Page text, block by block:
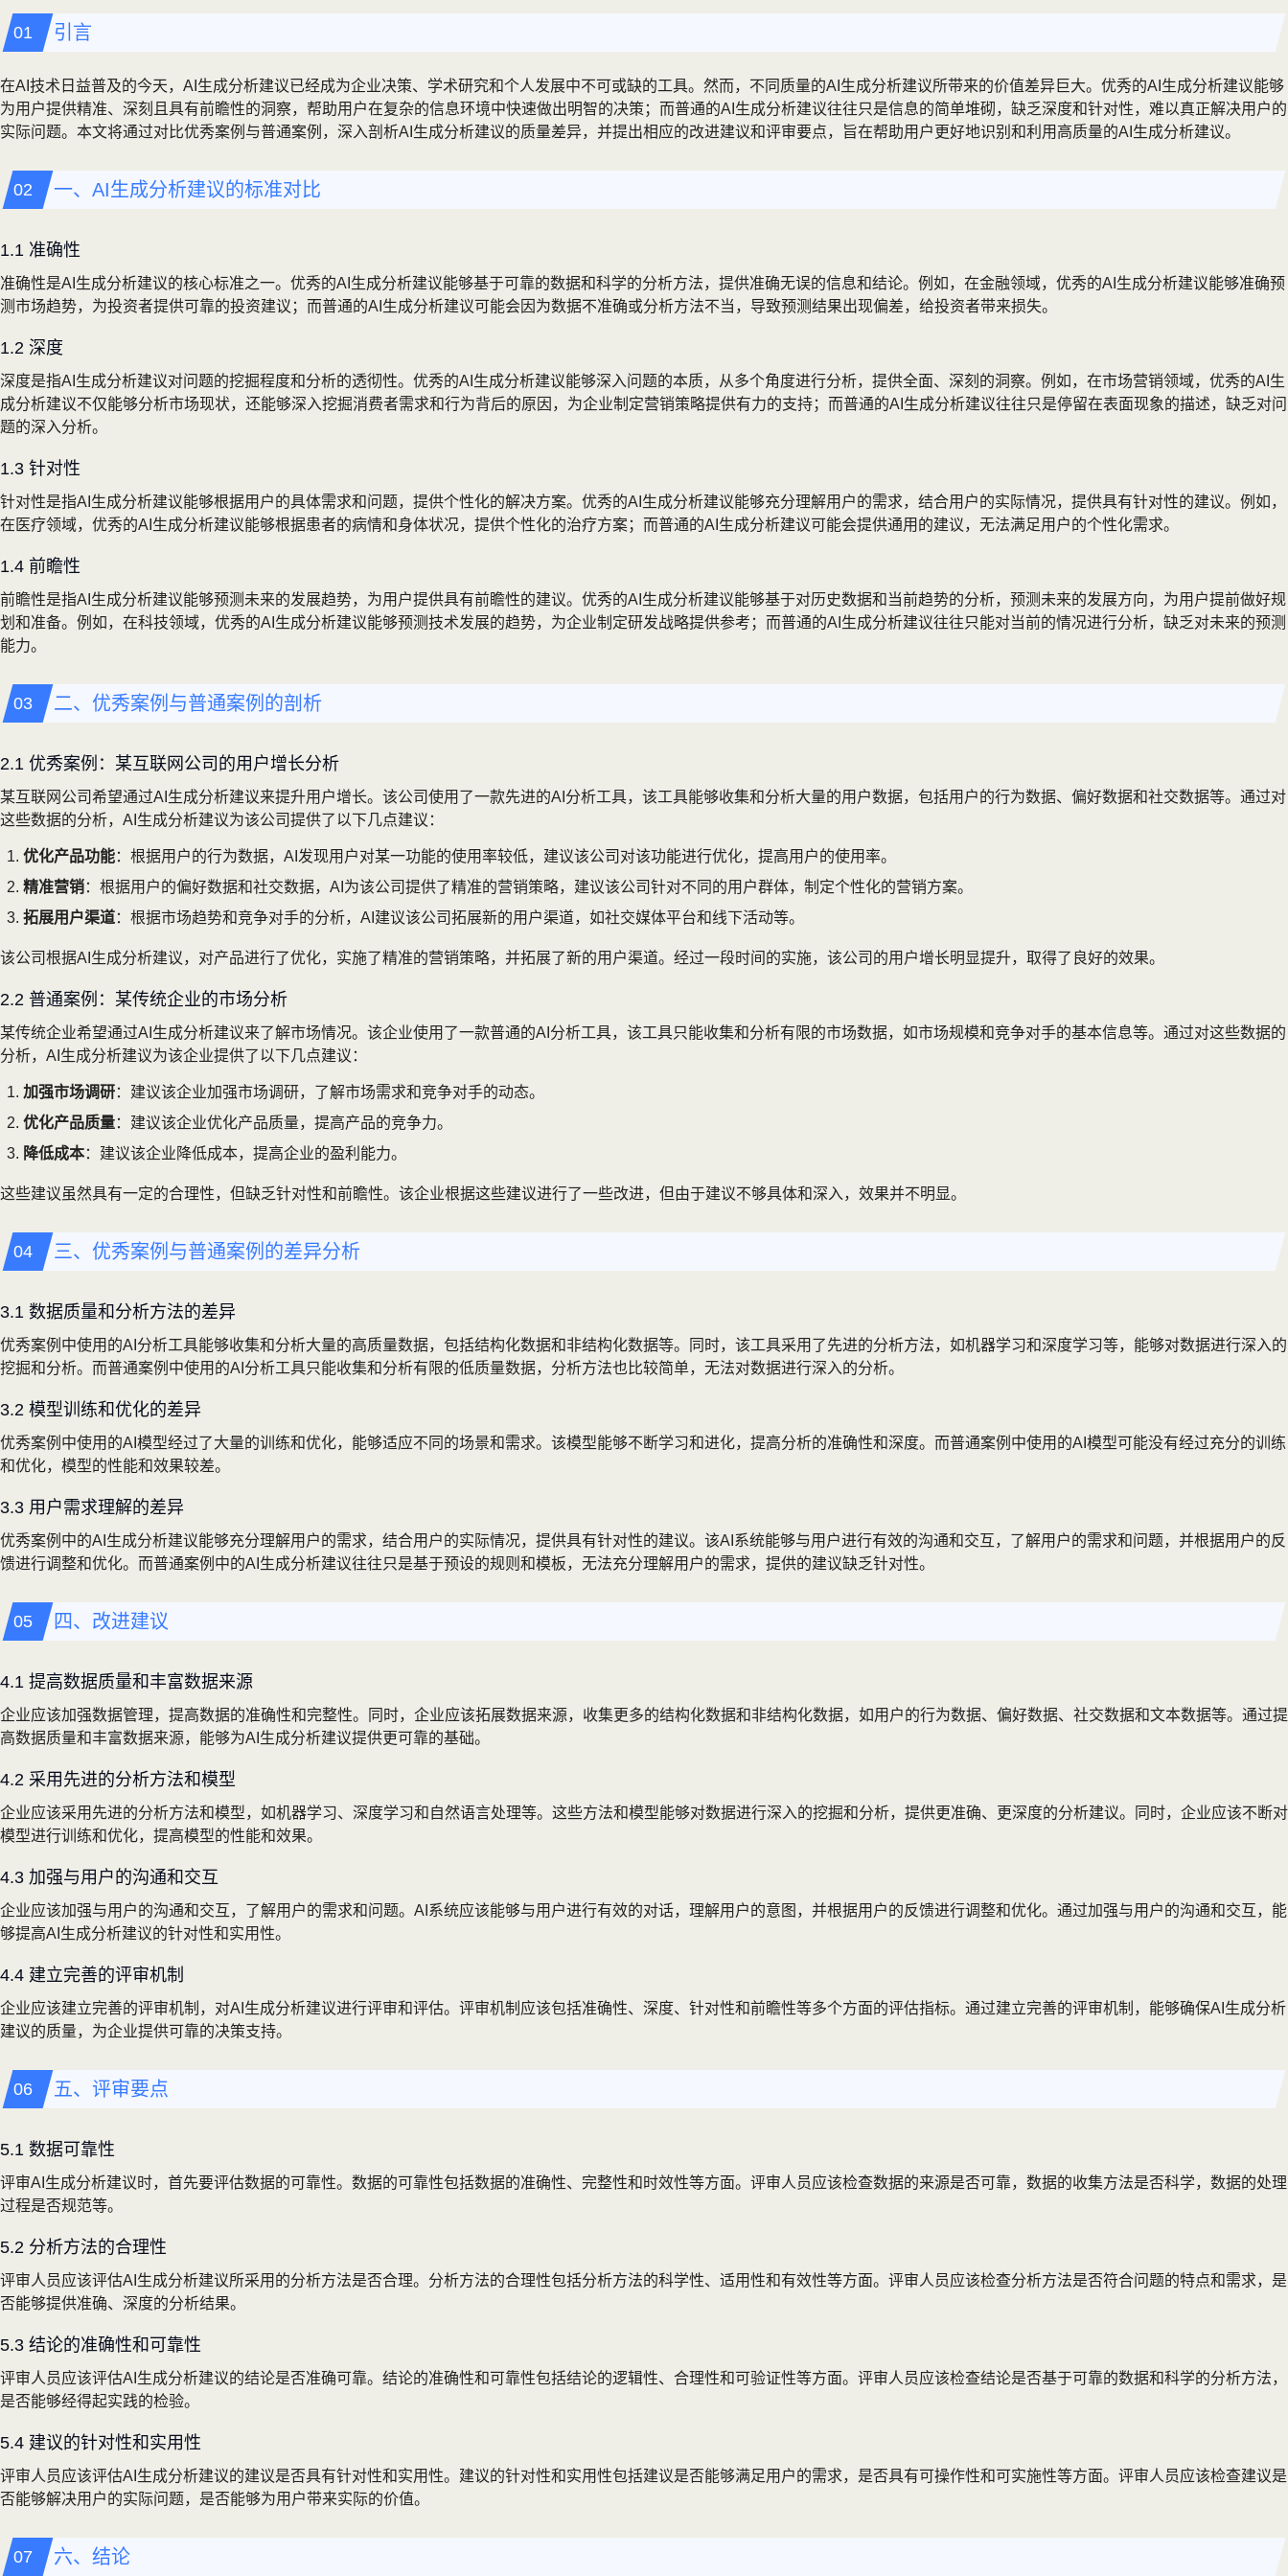
引言
在AI技术日益普及的今天，AI生成分析建议已经成为企业决策、学术研究和个人发展中不可或缺的工具。然而，不同质量的AI生成分析建议所带来的价值差异巨大。优秀的AI生成分析建议能够
为用户提供精准、深刻且具有前瞻性的洞察，帮助用户在复杂的信息环境中快速做出明智的决策；而普通的AI生成分析建议往往只是信息的简单堆砌，缺乏深度和针对性，难以真正解决用户的
实际问题。本文将通过对比优秀案例与普通案例，深入剖析AI生成分析建议的质量差异，并提出相应的改进建议和评审要点，旨在帮助用户更好地识别和利用高质量的AI生成分析建议。
一、AI生成分析建议的标准对比
1.1 准确性
准确性是AI生成分析建议的核心标准之一。优秀的AI生成分析建议能够基于可靠的数据和科学的分析方法，提供准确无误的信息和结论。例如，在金融领域，优秀的AI生成分析建议能够准确预
测市场趋势，为投资者提供可靠的投资建议；而普通的AI生成分析建议可能会因为数据不准确或分析方法不当，导致预测结果出现偏差，给投资者带来损失。
1.2 深度
深度是指AI生成分析建议对问题的挖掘程度和分析的透彻性。优秀的AI生成分析建议能够深入问题的本质，从多个角度进行分析，提供全面、深刻的洞察。例如，在市场营销领域，优秀的AI生
成分析建议不仅能够分析市场现状，还能够深入挖掘消费者需求和行为背后的原因，为企业制定营销策略提供有力的支持；而普通的AI生成分析建议往往只是停留在表面现象的描述，缺乏对问
题的深入分析。
1.3 针对性
针对性是指AI生成分析建议能够根据用户的具体需求和问题，提供个性化的解决方案。优秀的AI生成分析建议能够充分理解用户的需求，结合用户的实际情况，提供具有针对性的建议。例如，
在医疗领域，优秀的AI生成分析建议能够根据患者的病情和身体状况，提供个性化的治疗方案；而普通的AI生成分析建议可能会提供通用的建议，无法满足用户的个性化需求。
1.4 前瞻性
前瞻性是指AI生成分析建议能够预测未来的发展趋势，为用户提供具有前瞻性的建议。优秀的AI生成分析建议能够基于对历史数据和当前趋势的分析，预测未来的发展方向，为用户提前做好规
划和准备。例如，在科技领域，优秀的AI生成分析建议能够预测技术发展的趋势，为企业制定研发战略提供参考；而普通的AI生成分析建议往往只能对当前的情况进行分析，缺乏对未来的预测
能力。
二、优秀案例与普通案例的剖析
2.1 优秀案例：某互联网公司的用户增长分析
某互联网公司希望通过AI生成分析建议来提升用户增长。该公司使用了一款先进的AI分析工具，该工具能够收集和分析大量的用户数据，包括用户的行为数据、偏好数据和社交数据等。通过对
这些数据的分析，AI生成分析建议为该公司提供了以下几点建议：
优化产品功能：根据用户的行为数据，AI发现用户对某一功能的使用率较低，建议该公司对该功能进行优化，提高用户的使用率。
精准营销：根据用户的偏好数据和社交数据，AI为该公司提供了精准的营销策略，建议该公司针对不同的用户群体，制定个性化的营销方案。
拓展用户渠道：根据市场趋势和竞争对手的分析，AI建议该公司拓展新的用户渠道，如社交媒体平台和线下活动等。
该公司根据AI生成分析建议，对产品进行了优化，实施了精准的营销策略，并拓展了新的用户渠道。经过一段时间的实施，该公司的用户增长明显提升，取得了良好的效果。
2.2 普通案例：某传统企业的市场分析
某传统企业希望通过AI生成分析建议来了解市场情况。该企业使用了一款普通的AI分析工具，该工具只能收集和分析有限的市场数据，如市场规模和竞争对手的基本信息等。通过对这些数据的
分析，AI生成分析建议为该企业提供了以下几点建议：
加强市场调研：建议该企业加强市场调研，了解市场需求和竞争对手的动态。
优化产品质量：建议该企业优化产品质量，提高产品的竞争力。
降低成本：建议该企业降低成本，提高企业的盈利能力。
这些建议虽然具有一定的合理性，但缺乏针对性和前瞻性。该企业根据这些建议进行了一些改进，但由于建议不够具体和深入，效果并不明显。
三、优秀案例与普通案例的差异分析
3.1 数据质量和分析方法的差异
优秀案例中使用的AI分析工具能够收集和分析大量的高质量数据，包括结构化数据和非结构化数据等。同时，该工具采用了先进的分析方法，如机器学习和深度学习等，能够对数据进行深入的
挖掘和分析。而普通案例中使用的AI分析工具只能收集和分析有限的低质量数据，分析方法也比较简单，无法对数据进行深入的分析。
3.2 模型训练和优化的差异
优秀案例中使用的AI模型经过了大量的训练和优化，能够适应不同的场景和需求。该模型能够不断学习和进化，提高分析的准确性和深度。而普通案例中使用的AI模型可能没有经过充分的训练
和优化，模型的性能和效果较差。
3.3 用户需求理解的差异
优秀案例中的AI生成分析建议能够充分理解用户的需求，结合用户的实际情况，提供具有针对性的建议。该AI系统能够与用户进行有效的沟通和交互，了解用户的需求和问题，并根据用户的反
馈进行调整和优化。而普通案例中的AI生成分析建议往往只是基于预设的规则和模板，无法充分理解用户的需求，提供的建议缺乏针对性。
四、改进建议
4.1 提高数据质量和丰富数据来源
企业应该加强数据管理，提高数据的准确性和完整性。同时，企业应该拓展数据来源，收集更多的结构化数据和非结构化数据，如用户的行为数据、偏好数据、社交数据和文本数据等。通过提
高数据质量和丰富数据来源，能够为AI生成分析建议提供更可靠的基础。
4.2 采用先进的分析方法和模型
企业应该采用先进的分析方法和模型，如机器学习、深度学习和自然语言处理等。这些方法和模型能够对数据进行深入的挖掘和分析，提供更准确、更深度的分析建议。同时，企业应该不断对
模型进行训练和优化，提高模型的性能和效果。
4.3 加强与用户的沟通和交互
企业应该加强与用户的沟通和交互，了解用户的需求和问题。AI系统应该能够与用户进行有效的对话，理解用户的意图，并根据用户的反馈进行调整和优化。通过加强与用户的沟通和交互，能
够提高AI生成分析建议的针对性和实用性。
4.4 建立完善的评审机制
企业应该建立完善的评审机制，对AI生成分析建议进行评审和评估。评审机制应该包括准确性、深度、针对性和前瞻性等多个方面的评估指标。通过建立完善的评审机制，能够确保AI生成分析
建议的质量，为企业提供可靠的决策支持。
五、评审要点
5.1 数据可靠性
评审AI生成分析建议时，首先要评估数据的可靠性。数据的可靠性包括数据的准确性、完整性和时效性等方面。评审人员应该检查数据的来源是否可靠，数据的收集方法是否科学，数据的处理
过程是否规范等。
5.2 分析方法的合理性
评审人员应该评估AI生成分析建议所采用的分析方法是否合理。分析方法的合理性包括分析方法的科学性、适用性和有效性等方面。评审人员应该检查分析方法是否符合问题的特点和需求，是
否能够提供准确、深度的分析结果。
5.3 结论的准确性和可靠性
评审人员应该评估AI生成分析建议的结论是否准确可靠。结论的准确性和可靠性包括结论的逻辑性、合理性和可验证性等方面。评审人员应该检查结论是否基于可靠的数据和科学的分析方法，
是否能够经得起实践的检验。
5.4 建议的针对性和实用性
评审人员应该评估AI生成分析建议的建议是否具有针对性和实用性。建议的针对性和实用性包括建议是否能够满足用户的需求，是否具有可操作性和可实施性等方面。评审人员应该检查建议是
否能够解决用户的实际问题，是否能够为用户带来实际的价值。
六、结论